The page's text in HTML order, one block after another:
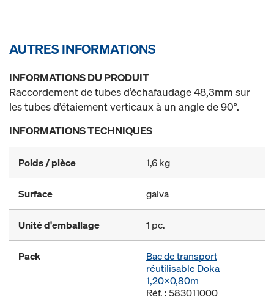
AUTRES INFORMATIONS
INFORMATIONS DU PRODUIT
Raccordement de tubes d’échafaudage 48,3mm sur
les tubes d’étaiement verticaux à un angle de 90°.
INFORMATIONS TECHNIQUES
Poids / pièce 1,6 kg
Surface galva
Unité d'emballage 1 pc.
Pack
Bac de transport
réutilisable Doka
1,20x0,80m
Réf. : 583011000